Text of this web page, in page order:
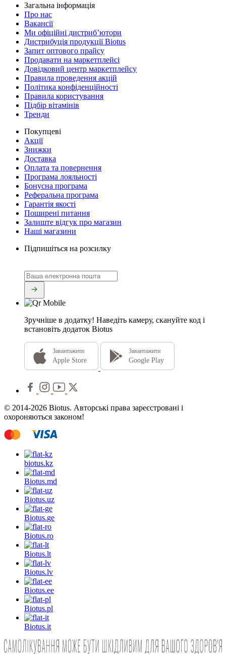
Загальна інформація
Про нас
Вакансії
Ми офіційні дистриб’ютори
Дистрибуція продукції Biotus
Запит оптового прайсу
Продавати на маркетплейсі
Довідковий центр маркетплейсу
Правила проведення акцій
Політика конфіденційності
Правила користування
Підбір вітамінів
Тренди
Покупцеві
Акції
Знижки
Доставка
Оплата та повернення
Програма лояльності
Бонусна програма
Реферальна програма
Гарантія якості
Поширені питання
Залиште відгук про магазин
Наші магазини
Підпишіться на розсилку
Зручніше в додатку! Наведіть камеру, скануйте код і
встановіть додаток Biotus
Завантажити
Apple Store
Завантажити
Google Play
© 2014-2026 Biotus. Авторські права зареєстровані і
охороняються законом!
biotus.kz
Biotus.md
Biotus.uz
Biotus.ge
Biotus.ro
Biotus.lt
Biotus.lv
Biotus.ee
Biotus.pl
Biotus.it